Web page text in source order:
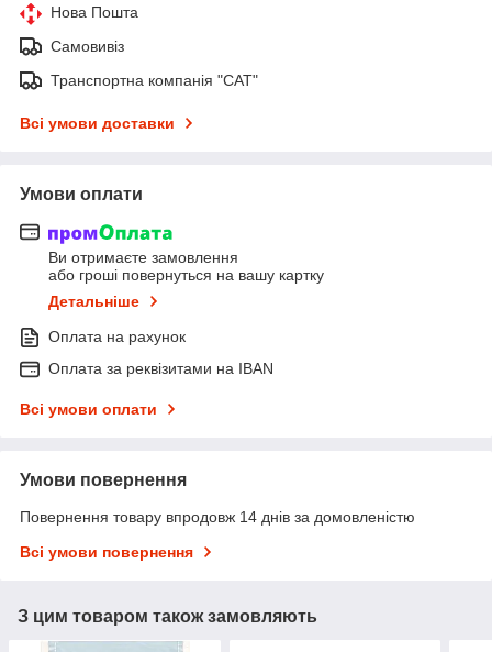
Нова Пошта
Самовивіз
Транспортна компанія "САТ"
Всі умови доставки
Умови оплати
Ви отримаєте замовлення
або гроші повернуться на вашу картку
Детальніше
Оплата на рахунок
Оплата за реквізитами на IBAN
Всі умови оплати
Умови повернення
Повернення товару впродовж 14 днів за домовленістю
Всі умови повернення
З цим товаром також замовляють